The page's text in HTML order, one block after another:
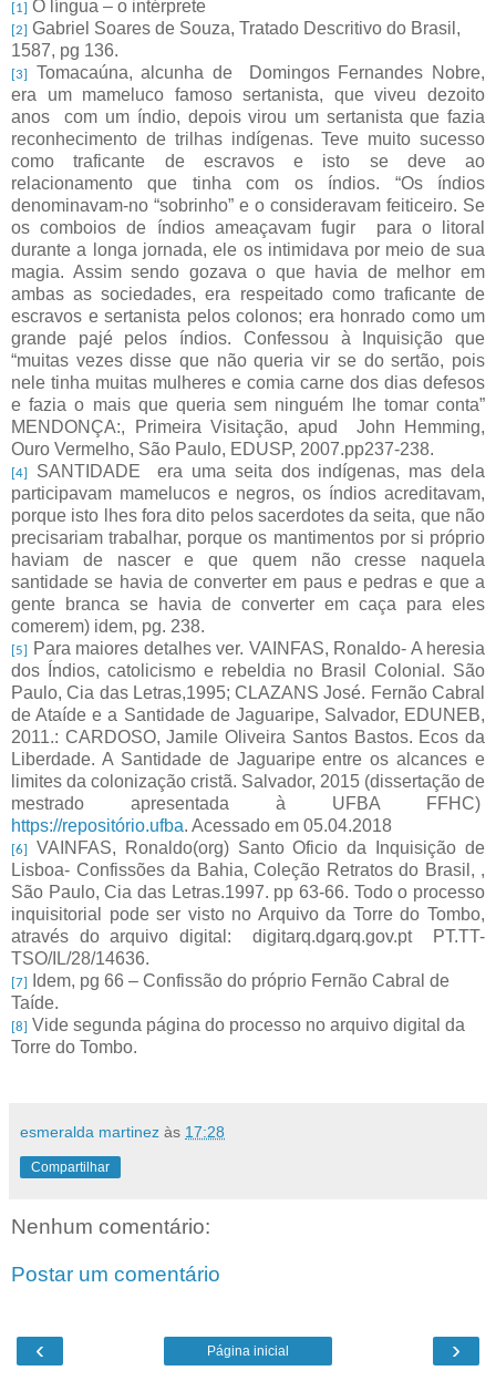
[1] O língua – o intérprete
[2] Gabriel Soares de Souza, Tratado Descritivo do Brasil,
1587, pg 136.
[3] Tomacaúna, alcunha de
Domingos Fernandes Nobre,
era um mameluco famoso sertanista, que viveu dezoito
anos
com um índio, depois virou um sertanista que fazia
reconhecimento de trilhas indígenas. Teve muito sucesso
como traficante de escravos e isto se deve ao
relacionamento que tinha com os índios. “Os índios
denominavam-no “sobrinho” e o consideravam feiticeiro. Se
os comboios de índios ameaçavam fugir
para o litoral
durante a longa jornada, ele os intimidava por meio de sua
magia. Assim sendo gozava o que havia de melhor em
ambas as sociedades, era respeitado como traficante de
escravos e sertanista pelos colonos; era honrado como um
grande pajé pelos índios. Confessou à Inquisição que
“muitas vezes disse que não queria vir se do sertão, pois
nele tinha muitas mulheres e comia carne dos dias defesos
e fazia o mais que queria sem ninguém lhe tomar conta”
MENDONÇA:, Primeira Visitação, apud
John Hemming,
Ouro Vermelho, São Paulo, EDUSP, 2007.pp237-238.
[4] SANTIDADE
era uma seita dos indígenas, mas dela
participavam mamelucos e negros, os índios acreditavam,
porque isto lhes fora dito pelos sacerdotes da seita, que não
precisariam trabalhar, porque os mantimentos por si próprio
haviam de nascer e que quem não cresse naquela
santidade se havia de converter em paus e pedras e que a
gente branca se havia de converter em caça para eles
comerem) idem, pg. 238.
[5]
Para maiores detalhes ver. VAINFAS, Ronaldo- A heresia
dos Índios, catolicismo e rebeldia no Brasil Colonial. São
Paulo, Cia das Letras,1995; CLAZANS José. Fernão Cabral
de Ataíde e a Santidade de Jaguaripe, Salvador, EDUNEB,
2011.: CARDOSO, Jamile Oliveira Santos Bastos. Ecos da
Liberdade. A Santidade de Jaguaripe entre os alcances e
limites da colonização cristã. Salvador, 2015 (dissertação de
mestrado apresentada à UFBA FFHC)
https://repositório.ufba. Acessado em 05.04.2018
[6]
VAINFAS, Ronaldo(org) Santo Oficio da Inquisição de
Lisboa- Confissões da Bahia, Coleção Retratos do Brasil, ,
São Paulo, Cia das Letras.1997. pp 63-66. Todo o processo
inquisitorial pode ser visto no Arquivo da Torre do Tombo,
através do arquivo digital:
digitarq.dgarq.gov.pt
PT.TT-
TSO/IL/28/14636.
[7]
Idem, pg 66 – Confissão do próprio Fernão Cabral de
Taíde.
[8] Vide segunda página do processo no arquivo digital da
Torre do Tombo.
esmeralda martinez às 17:28
Compartilhar
Nenhum comentário:
Postar um comentário
‹ ›
Página inicial